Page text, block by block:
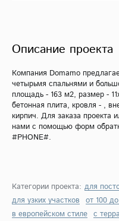
Описание проекта
Компания Domamo
четырьмя спальнями и
площадь - 163 м2, размер -
бетонная плита, кровля - ,
кирпич. Для заказа проекта
нами с помощью форм
#PHONE#.
Категории проекта: для
для узких участков от 100
в европейском стиле с